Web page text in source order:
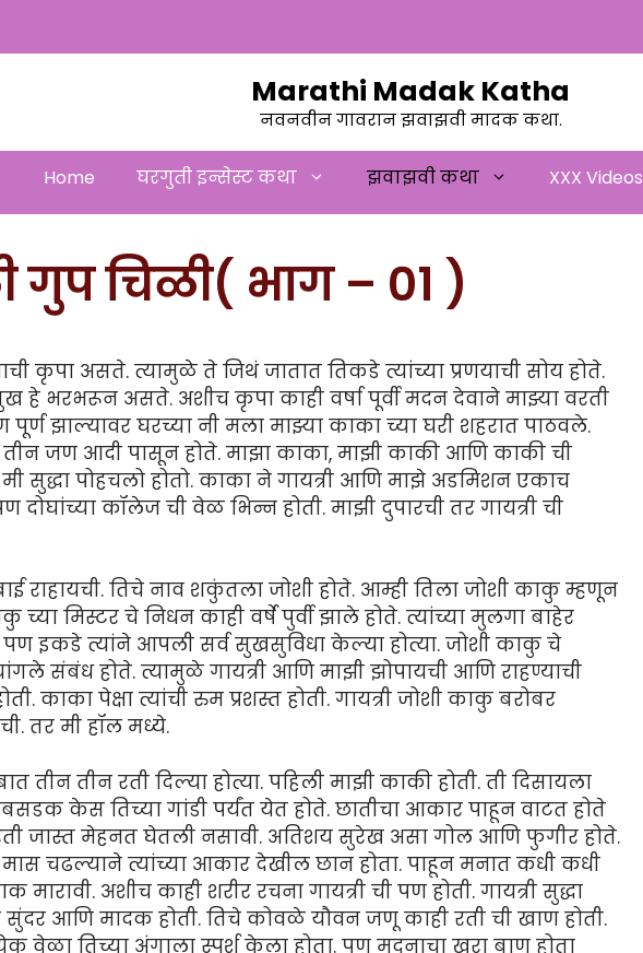
Marathi Madak Katha
नवनवीन गावरान झवाझवी मादक कथा.
Home घरगुती इन्सेस्ट कथा झवाझवी कथा XXX Videos
गुप चिळी( भाग – 01 )
कृपा असते. त्यामुळे ते जिथं जातात तिकडे त्यांच्या प्रणयाची सोय होते.
हे भरभरून असते. अशीच कृपा काही वर्षा पूर्वी मदन देवाने माझ्या वरती
पूर्ण झाल्यावर घरच्या नी मला माझ्या काका च्या घरी शहरात पाठवले.
तीन जण आदी पासून होते. माझा काका, माझी काकी आणि काकी ची
मी सुद्धा पोहचलो होतो. काका ने गायत्री आणि माझे अडमिशन एकाच
कॉलेज ची वेळ भिन्न होती. माझी दुपारची तर गायत्री ची
राहायची. तिचे नाव शकुंतला जोशी होते. आम्ही तिला जोशी काकु म्हणून
च्या मिस्टर चे निधन काही वर्षे पुर्वी झाले होते. त्यांच्या मुलगा बाहेर
पण इकडे त्यांने आपली सर्व सुखसुविधा केल्या होत्या. जोशी काकु चे
संबंध होते. त्यामुळे गायत्री आणि माझी झोपायची आणि राहण्याची
काका पेक्षा त्यांची रुम प्रशस्त होती. गायत्री जोशी काकु बरोबर
तर मी हॉल मध्ये.
तीन तीन रती दिल्या होत्या. पहिली माझी काकी होती. ती दिसायला
केस तिच्या गांडी पर्यंत येत होते. छातीचा आकार पाहून वाटत होते
जास्त मेहनत घेतली नसावी. अतिशय सुरेख असा गोल आणि फुगीर होते.
मास चढल्याने त्यांच्या आकार देखील छान होता. पाहून मनात कधी कधी
अशीच काही शरीर रचना गायत्री ची पण होती. गायत्री सुद्धा
आणि मादक होती. तिचे कोवळे यौवन जणू काही रती ची खाण होती.
तिच्या अंगाला स्पर्श केला होता. पण मदनाचा खरा बाण होता